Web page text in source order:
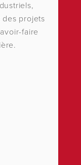
projets
faire